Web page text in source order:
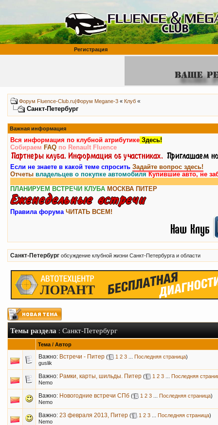
Регистрация
Форум Fluence-Club.ru|Форум Megane-3 « Клуб «
Санкт-Петербург
Важная информация
Вся информация по клубной атрибутике Здесь!
Собираем FAQ по Renault Fluence
Если не знаете в какой теме спросить Задайте вопрос здесь!
Отчеты владельцев о покупке автомобиляКупившие авто, не
ПЛАНИРУЕМ ВСТРЕЧИ КЛУБА МОСКВА ПИТЕР
Правила форума ЧИТАТЬ ВСЕМ!
Санкт-Петербург обсуждение клубной жизни Санкт-Петербурга и области
Темы раздела: Санкт-Петербург
Тема / Автор
Важно: Встречи - Питер ( 1 2 3 Последняя страница)
guslik
Важно: Рамки, карты, шильды. Питер ( 1 2 3
Последняя
Nemo
Важно: Новогодние встречи СПб ( 1 2 3 Последняя страница)
Nemo
Важно: 23 февраля 2013, Питер ( 1 2 3 Последняя страница)
Nemo